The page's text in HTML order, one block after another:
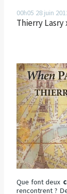
00h05 28 juin
Thierry Lasry
Que font deux
rencontrent ?